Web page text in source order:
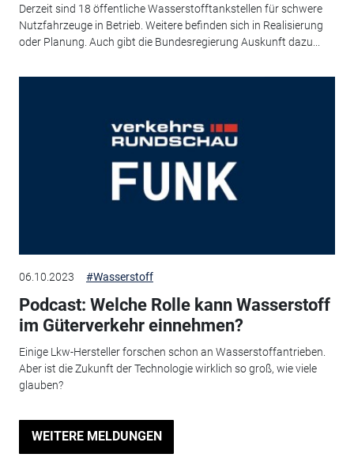
Derzeit sind 18 öffentliche Wasserstofftankstellen für schwere
Nutzfahrzeuge in Betrieb. Weitere befinden sich in Realisierung
oder Planung. Auch gibt die Bundesregierung Auskunft dazu...
06.10.2023 #Wasserstoff
Podcast: Welche Rolle kann Wasserstoff
im Güterverkehr einnehmen?
Einige Lkw-Hersteller forschen schon an Wasserstoffantrieben.
Aber ist die Zukunft der Technologie wirklich so groß, wie viele
glauben?
WEITERE MELDUNGEN